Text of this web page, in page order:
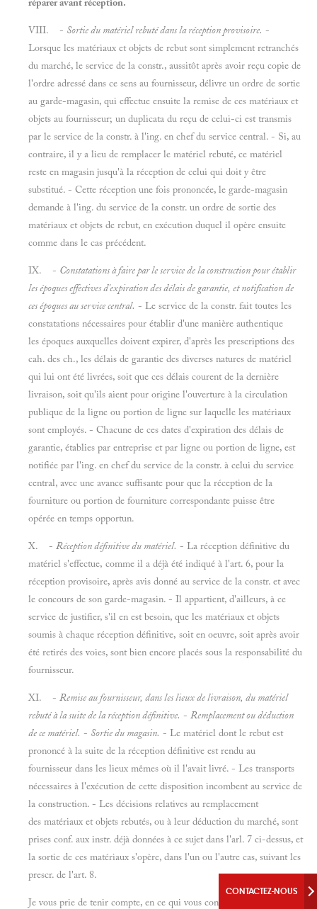
VIII. - Sortie du matériel rebuté dans la réception provisoire. -
Lorsque les matériaux et objets de rebut sont simplement retranchés
du marché, le service de la constr., aussitôt après avoir reçu copie de
l'ordre adressé dans ce sens au fournisseur, délivre un ordre de sortie
au garde-magasin, qui effectue ensuite la remise de ces matériaux et
objets au fournisseur; un duplicata du reçu de celui-ci est transmis
par le service de la constr. à l'ing. en chef du service central. - Si, au
contraire, il y a lieu de remplacer le matériel rebuté, ce matériel
reste en magasin jusqu'à la réception de celui qui doit y être
substitué. - Cette réception une fois prononcée, le garde-magasin
demande à l'ing. du service de la constr. un ordre de sortie des
matériaux et objets de rebut, en exécution duquel il opère ensuite
comme dans le cas précédent.
IX. - Constatations à faire par le service de la construction pour établir
les époques effectives d'expiration des délais de garantie, et notification de
ces époques au service central. - Le service de la constr. fait toutes les
constatations nécessaires pour établir d'une manière authentique
les époques auxquelles doivent expirer, d'après les prescriptions des
cah. des ch., les délais de garantie des diverses natures de matériel
qui lui ont été livrées, soit que ces délais courent de la dernière
livraison, soit qu'ils aient pour origine l'ouverture à la circulation
publique de la ligne ou portion de ligne sur laquelle les matériaux
sont employés. - Chacune de ces dates d'expiration des délais de
garantie, établies par entreprise et par ligne ou portion de ligne, est
notifiée par l'ing. en chef du service de la constr. à celui du service
central, avec une avance suffisante pour que la réception de la
fourniture ou portion de fourniture correspondante puisse être
opérée en temps opportun.
X. - Réception définitive du matériel. - La réception définitive du
matériel s'effectue, comme il a déjà été indiqué à l'art. 6, pour la
réception provisoire, après avis donné au service de la constr. et avec
le concours de son garde-magasin. - Il appartient, d'ailleurs, à ce
service de justifier, s'il en est besoin, que les matériaux et objets
soumis à chaque réception définitive, soit en oeuvre, soit après avoir
été retirés des voies, sont bien encore placés sous la responsabilité du
fournisseur.
XI. - Remise au fournisseur, dans les lieux de livraison, du matériel
rebuté à la suite de la réception définitive. - Remplacement ou déduction
de ce matériel. - Sortie du magasin. - Le matériel dont le rebut est
prononcé à la suite de la réception définitive est rendu au
fournisseur dans les lieux mêmes où il l'avait livré. - Les transports
nécessaires à l'exécution de cette disposition incombent au service de
la construction. - Les décisions relatives au remplacement
des matériaux et objets rebutés, ou à leur déduction du marché, sont
prises conf. aux instr. déjà données à ce sujet dans l'arl. 7 ci-dessus, et
la sortie de ces matériaux s'opère, dans l'un ou l'autre cas, suivant les
prescr. de l'art. 8.
Je vous prie de tenir compte, en ce qui vous concerne, des
CONTACTEZ-NOUS